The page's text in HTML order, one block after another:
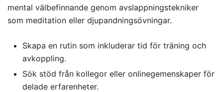
mental välbefinnande genom avslappningstekniker
som meditation eller djupandningsövningar.
Skapa en rutin som inkluderar tid för träning och
avkoppling.
Sök stöd från kollegor eller onlinegemenskaper för
delade erfarenheter.